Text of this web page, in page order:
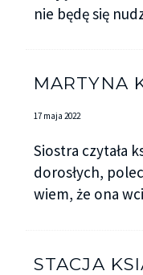
nie będę się
MARTYNA
17 maja 2022
Siostra czytała
dorosłych,
wiem, że ona
STACJA